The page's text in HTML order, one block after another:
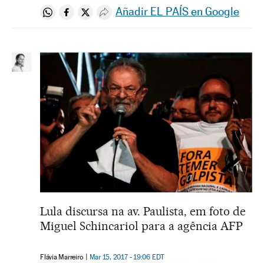
Compartir en Whatsapp
Compartir en Facebook
Compartir en Twitter
Desplegar Redes Sociales
Añadir EL PAÍS en Google
Lula discursa na av. Paulista, em foto de
Miguel Schincariol para a agência AFP
Flávia Marreiro Mar 15, 2017 - 19:06 EDT